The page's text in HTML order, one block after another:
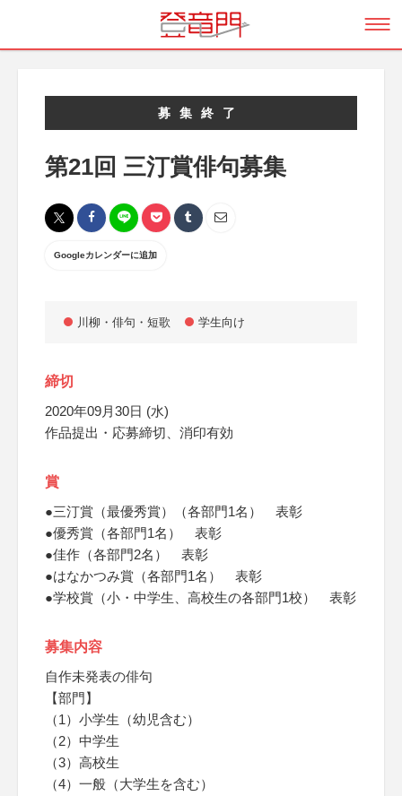
募集終了
第21回 三汀賞俳句募集
Googleカレンダーに追加
川柳・俳句・短歌 学生向け
締切
2020年09月30日 (水)
作品提出・応募締切、消印有効
賞
●三汀賞（最優秀賞）（各部門1名） 表彰
●優秀賞（各部門1名） 表彰
●佳作（各部門2名） 表彰
●はなかつみ賞（各部門1名） 表彰
●学校賞（小・中学生、高校生の各部門1校） 表彰
募集内容
自作未発表の俳句
【部門】
（1）小学生（幼児含む）
（2）中学生
（3）高校生
（4）一般（大学生を含む）